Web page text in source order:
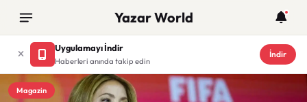
Yazar World
Uygulamayı İndir
Haberleri anında takip edin
İndir
Magazin